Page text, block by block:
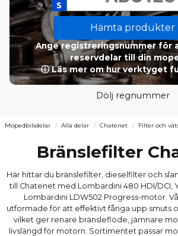
Hämta produkter
Ange registreringsnummer för
reservdelar till din
ⓘ Läs mer om hur verktyget
Dölj regnummer
Mopedbilsdelar Alla delar Chatenet Filter och
Bränslefilter
Här hittar du bränslefilter, dieselfilter och
till Chatenet med Lombardini 480 HDI/DCI,
Lombardini LDW502 Progress-motor.
utformade för att effektivt fånga upp smuts
vilket ger renare bränsleflöde, jämnare
livslängd för motorn. Sortimentet passar